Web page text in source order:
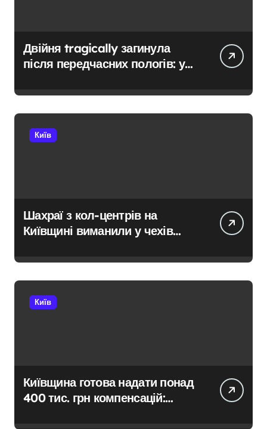
Двійня tragically загинула
після передчасних пологів: у
схему сурогатного
материнства для іноземців
Київ
Шахраї з кол-центрів на
Київщині виманили у чехів
організаторів чекає судові
розгляди
Київ
Київщина готова надати понад
400 тис. грн компенсацій: